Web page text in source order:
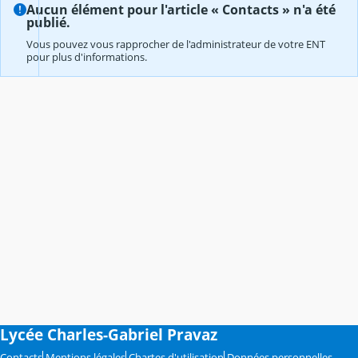
Aucun élément pour l'article « Contacts » n'a été
publié.
Vous pouvez vous rapprocher de l'administrateur de votre ENT
pour plus d'informations.
Lycée Charles-Gabriel Pravaz